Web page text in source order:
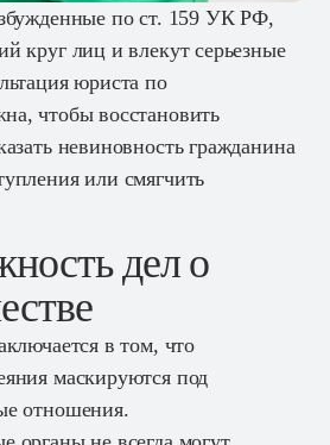
по ст. 159 УК РФ,
круг лиц и влекут серьезные
юриста по
чтобы восстановить
невиновность гражданина
или смягчить
дел о
в том, что
маскируются под
отношения.